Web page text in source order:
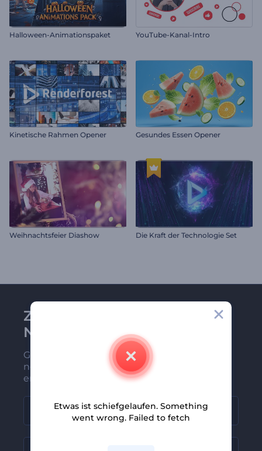
Halloween-Animationspaket YouTube-Kanal-Intro
Kinetische Rahmen Opener Gesundes Essen Opener
Weihnachtsfeier Diashow Die Kraft der Technologie Set
Zu Renderforest-
Newsletter anmelden
Gehören Sie zu den Ersten, die unsere
neuesten Nachrichten und Angebote
erhalten
Etwas ist schiefgelaufen. Something
went wrong. Failed to fetch